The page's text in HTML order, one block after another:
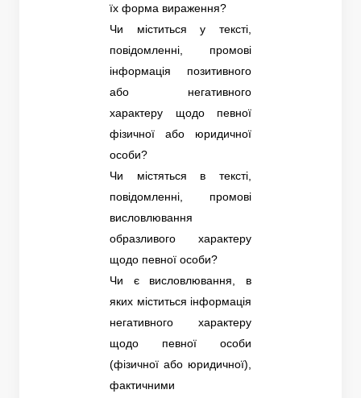
їх форма вираження?
Чи міститься у тексті,
повідомленні, промові
інформація позитивного
або негативного
характеру щодо певної
фізичної або юридичної
особи?
Чи містяться в тексті,
повідомленні, промові
висловлювання
образливого характеру
щодо певної особи?
Чи є висловлювання, в
яких міститься інформація
негативного характеру
щодо певної особи
(фізичної або юридичної),
фактичними